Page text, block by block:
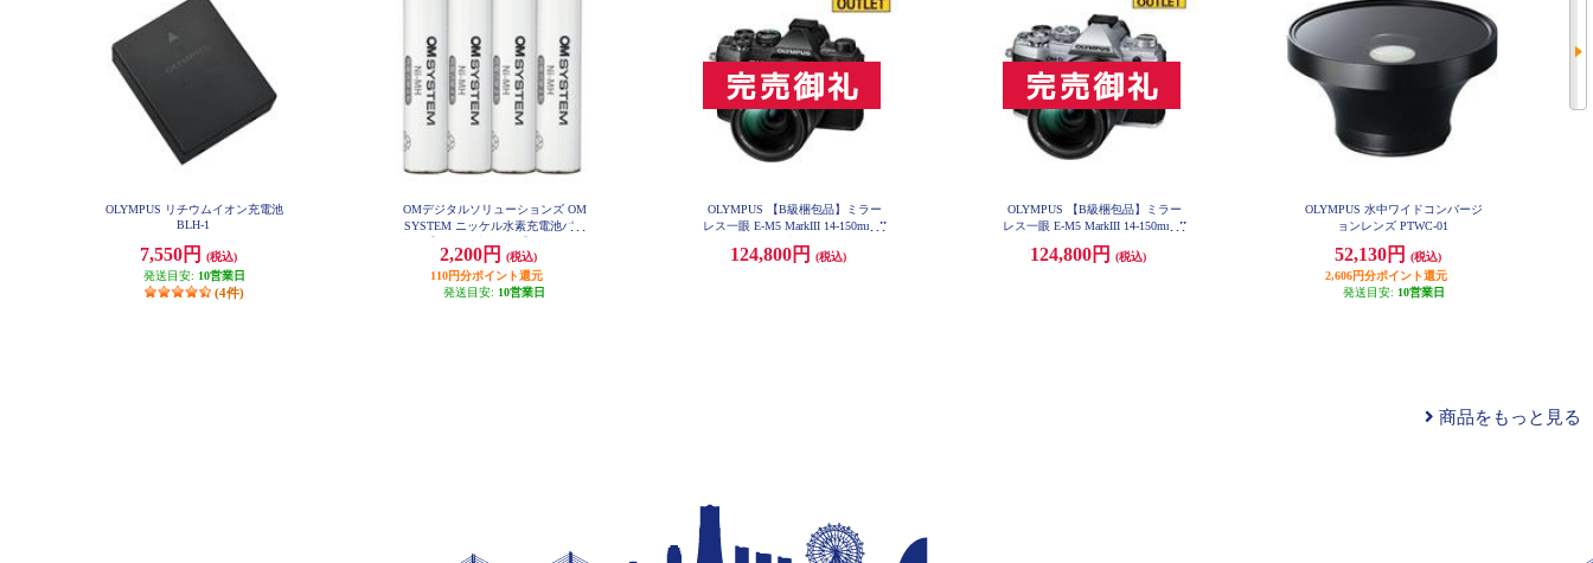
OLYMPUS リチウムイオン充電池
BLH-1
7,550円
(税込)
発送目安: 10営業日
(4件)
OMデジタルソリューションズ OM
SYSTEM ニッケル水素充電池パッ
2,200円
(税込)
110円分ポイント還元
発送目安: 10営業日
OLYMPUS 【B級梱包品】ミラー
レス一眼 E-M5 MarkIII 14-150mm II
4-BL-ESET
124,800円 (税込)
OLYMPUS 【B級梱包品】ミラー
レス一眼 E-M5 MarkIII 14-150mm II
4-SL-ESET
124,800円 (税込)
OLYMPUS 水中ワイドコンバージ
ョンレンズ PTWC-01
52,130円
(税込)
2,606円分ポイント還元
発送目安: 10営業日
商品をもっと見る